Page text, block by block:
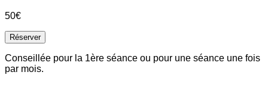
50€
Réserver
Conseillée pour la 1ère séance ou pour une séance une fois
par mois.